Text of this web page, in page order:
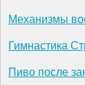
Механизмы
Гимнастика
Пиво после